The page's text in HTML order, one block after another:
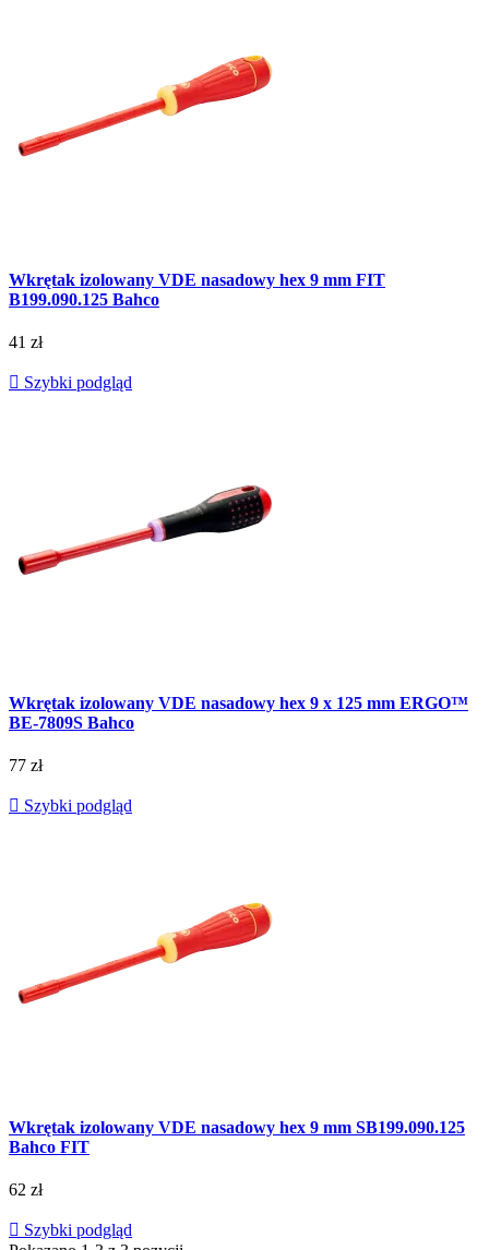
Wkrętak izolowany VDE nasadowy hex 9 mm FIT
B199.090.125 Bahco
41 zł
 Szybki podgląd
Wkrętak izolowany VDE nasadowy hex 9 x 125 mm ERGO™
BE-7809S Bahco
77 zł
 Szybki podgląd
Wkrętak izolowany VDE nasadowy hex 9 mm SB199.090.125
Bahco FIT
62 zł
 Szybki podgląd